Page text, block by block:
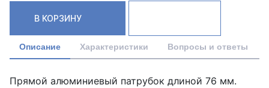
В КОРЗИНУ
Описание Характеристики Вопросы и ответы
Прямой алюминиевый патрубок длиной 76 мм.